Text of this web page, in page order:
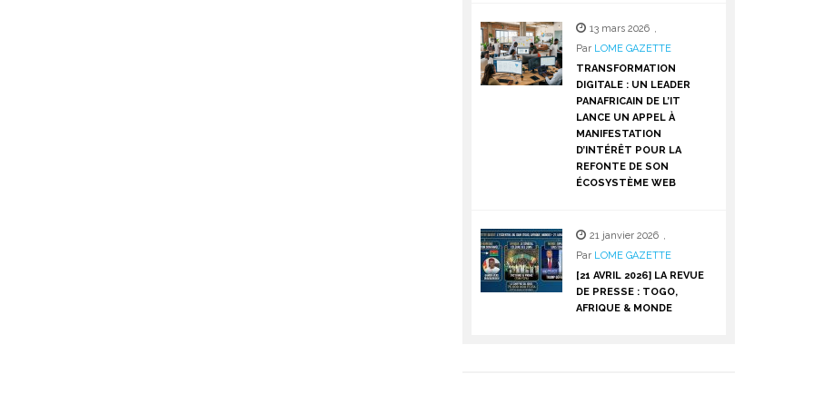
13 mars 2026 ,
Par LOME GAZETTE
TRANSFORMATION
DIGITALE : UN LEADER
PANAFRICAIN DE L’IT
LANCE UN APPEL À
MANIFESTATION
D’INTÉRÊT POUR LA
REFONTE DE SON
ÉCOSYSTÈME WEB
21 janvier 2026 ,
Par LOME GAZETTE
[21 AVRIL 2026] LA REVUE
DE PRESSE : TOGO,
AFRIQUE & MONDE